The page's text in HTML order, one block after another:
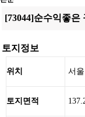
[73044]순수익좋은
토지정보
위치 서
토지면적